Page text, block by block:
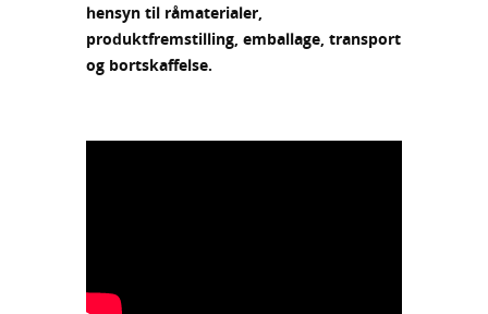
hensyn til råmaterialer,
produktfremstilling, emballage, transport
og bortskaffelse.